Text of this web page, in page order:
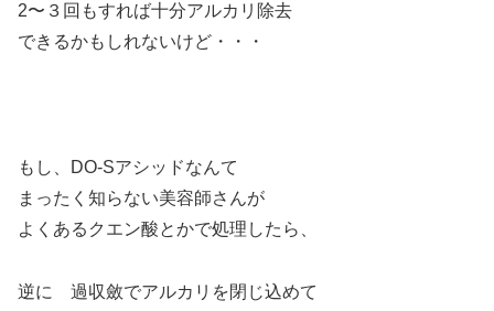
2〜３回もすれば十分アルカリ除去
できるかもしれないけど・・・
もし、DO-Sアシッドなんて
まったく知らない美容師さんが
よくあるクエン酸とかで処理したら、
逆に 過収斂でアルカリを閉じ込めて